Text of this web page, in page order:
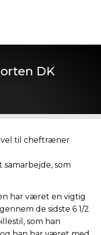
DK
til cheftræner
som
har været en vigtig
de sidste 6 1/2
som han